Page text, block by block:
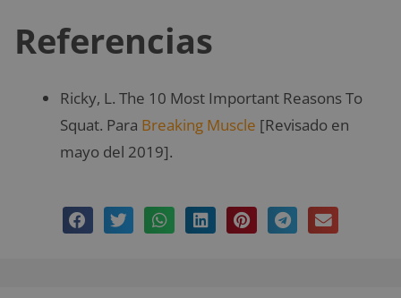
Referencias
Ricky, L. The 10 Most Important Reasons To
Squat. Para Breaking Muscle [Revisado en
mayo del 2019].